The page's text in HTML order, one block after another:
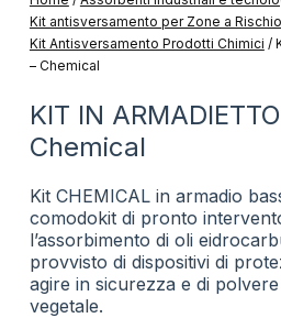
Kit antisversamento per Zone a
Kit Antisversamento Prodotti Chimici /
– Chemical
KIT IN
Chemical
Kit CHEMICAL in armadio
comodokit di pronto
l’assorbimento di oli
provvisto di dispositivi di
agire in sicurezza e di
vegetale.